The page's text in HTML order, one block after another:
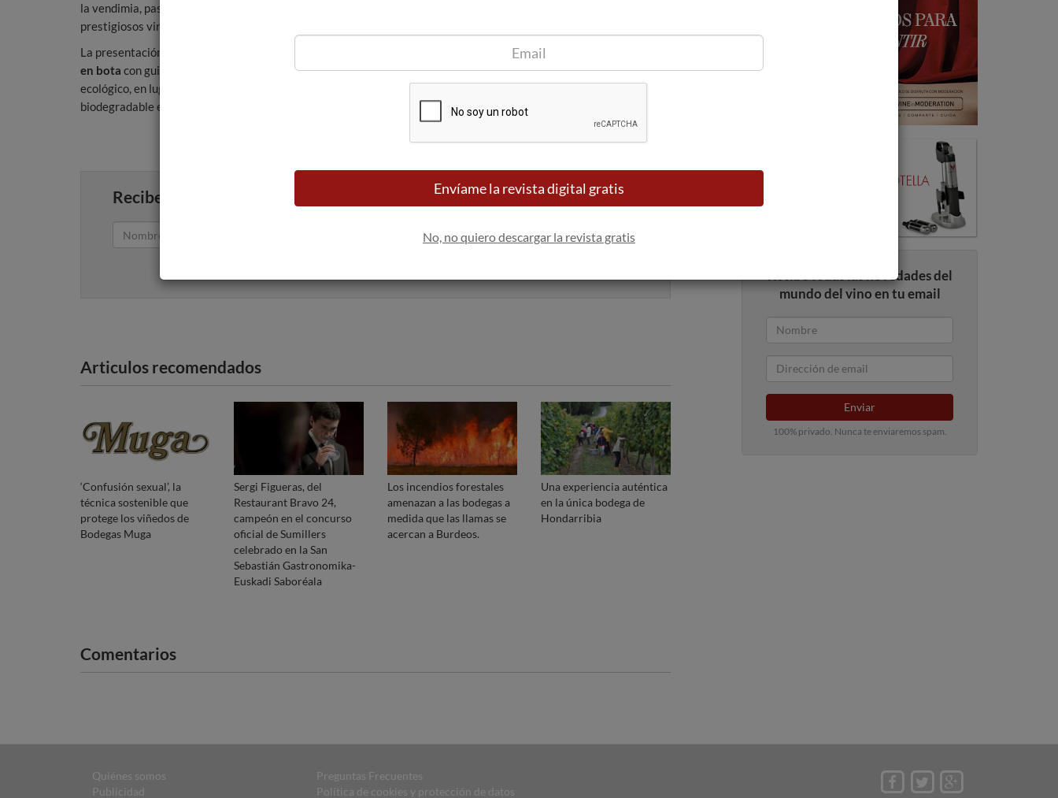
la vendimia, pasando por la vinificación, su posterior crianza, hasta llegar al embotellado de sus afamados y
prestigiosos vinos.
La presentación de este vino ecológico continúa la línea marcada por el vino
Viña Macharnudo Alto fermentado
en bota con guiños al argumento principal: “vino ecológico”. El papel de la etiqueta y contra etiqueta es 100%
ecológico, en lugar de una cápsula metálica se apuesta por el lacre (cera biodegradable) y el corcho también es
biodegradable elaborado con cortezas de alcornoque. Por último, su caja es de cartón 100% reciclable.
Recibe artículos como este en tu bandeja de entrada
Apúntame
Articulos recomendados
‘Confusión sexual’, la
técnica sostenible que
protege los viñedos de
Bodegas Muga
Sergi Figueras, del
Restaurant Bravo 24,
campeón en el concurso
oficial de Sumillers
celebrado en la San
Sebastián Gastronomika-
Euskadi Saboréala
Los incendios forestales
amenazan a las bodegas a
medida que las llamas se
acercan a Burdeos.
Una experiencia auténtica
en la única bodega de
Hondarribia
Comentarios
Recibe todas las novedades del
mundo del vino en tu email
Enviar
100% privado. Nunca te enviaremos spam.
Quiénes somos
Publicidad
Preguntas Frecuentes
Política de cookies y protección de datos
Envíame la revista digital gratis
No, no quiero descargar la revista gratis